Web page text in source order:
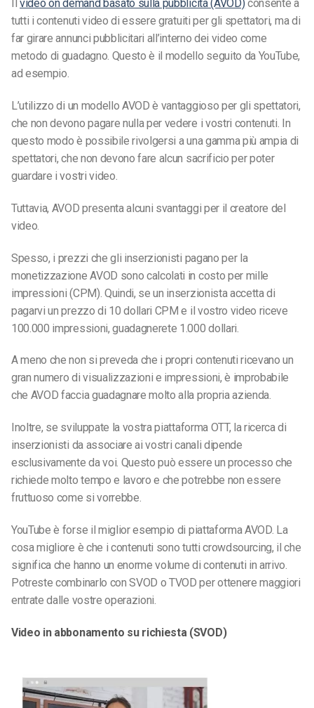
Ilvideo on demand basato sulla pubblicità (AVOD)consente a
tutti i contenuti video di essere gratuiti per gli spettatori, ma di
far girare annunci pubblicitari all’interno dei video come
metodo di guadagno. Questo è il modello seguito da YouTube,
ad esempio.
L’utilizzo di un modello AVOD è vantaggioso per gli spettatori,
che non devono pagare nulla per vedere i vostri contenuti. In
questo modo è possibile rivolgersi a una gamma più ampia di
spettatori, che non devono fare alcun sacrificio per poter
guardare i vostri video.
Tuttavia, AVOD presenta alcuni svantaggi per il creatore del
video.
Spesso, i prezzi che gli inserzionisti pagano per la
monetizzazione AVOD sono calcolati in costo per mille
impressioni (CPM). Quindi, se un inserzionista accetta di
pagarvi un prezzo di 10 dollari CPM e il vostro video riceve
100.000 impressioni, guadagnerete 1.000 dollari.
A meno che non si preveda che i propri contenuti ricevano un
gran numero di visualizzazioni e impressioni, è improbabile
che AVOD faccia guadagnare molto alla propria azienda.
Inoltre, se sviluppate la vostra piattaforma OTT, la ricerca di
inserzionisti da associare ai vostri canali dipende
esclusivamente da voi. Questo può essere un processo che
richiede molto tempo e lavoro e che potrebbe non essere
fruttuoso come si vorrebbe.
YouTube è forse il miglior esempio di piattaforma AVOD. La
cosa migliore è che i contenuti sono tutti crowdsourcing, il che
significa che hanno un enorme volume di contenuti in arrivo.
Potreste combinarlo con SVOD o TVOD per ottenere maggiori
entrate dalle vostre operazioni.
Video in abbonamento su richiesta (SVOD)